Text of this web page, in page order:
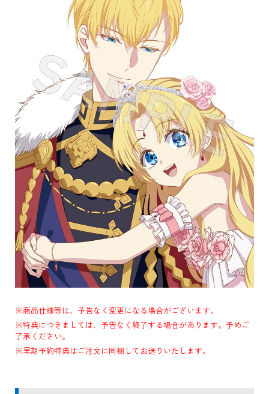
※商品仕様等は、予告なく変更になる場合がございます。
※特典につきましては、予告なく終了する場合があります。予めご
了承ください。
※早期予約特典はご注文に同梱してお送りいたします。